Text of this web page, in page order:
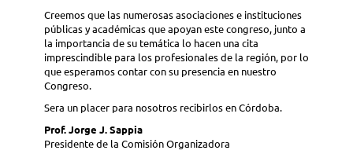
Creemos que las numerosas asociaciones e instituciones
públicas y académicas que apoyan este congreso, junto a
la importancia de su temática lo hacen una cita
imprescindible para los profesionales de la región, por lo
que esperamos contar con su presencia en nuestro
Congreso.
Sera un placer para nosotros recibirlos en Córdoba.
Prof. Jorge J. Sappia
Presidente de la Comisión Organizadora